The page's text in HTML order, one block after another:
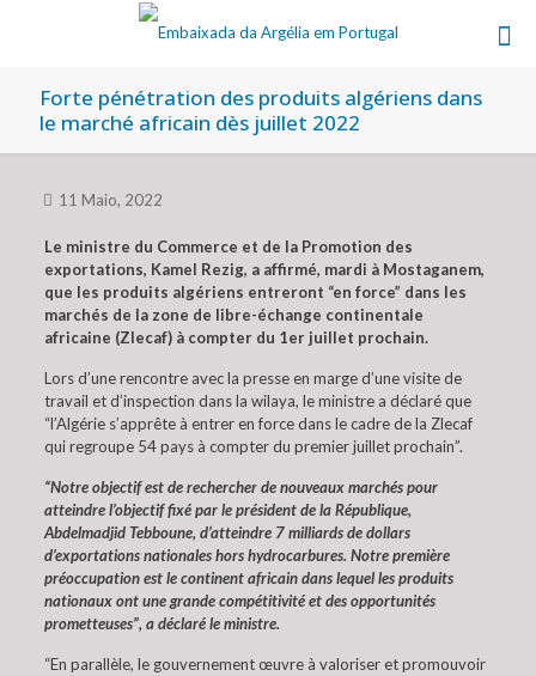
Forte pénétration des produits algériens dans
le marché africain dès juillet 2022
11 Maio, 2022
Le ministre du Commerce et de la Promotion des
exportations, Kamel Rezig, a affirmé, mardi à Mostaganem,
que les produits algériens entreront “en force” dans les
marchés de la zone de libre-échange continentale
africaine (Zlecaf) à compter du 1er juillet prochain.
Lors d’une rencontre avec la presse en marge d’une visite de
travail et d’inspection dans la wilaya, le ministre a déclaré que
“l’Algérie s’apprête à entrer en force dans le cadre de la Zlecaf
qui regroupe 54 pays à compter du premier juillet prochain”.
“Notre objectif est de rechercher de nouveaux marchés pour
atteindre l’objectif fixé par le président de la République,
Abdelmadjid Tebboune, d’atteindre 7 milliards de dollars
d’exportations nationales hors hydrocarbures. Notre première
préoccupation est le continent africain dans lequel les produits
nationaux ont une grande compétitivité et des opportunités
prometteuses”, a déclaré le ministre.
“En parallèle, le gouvernement œuvre à valoriser et promouvoir